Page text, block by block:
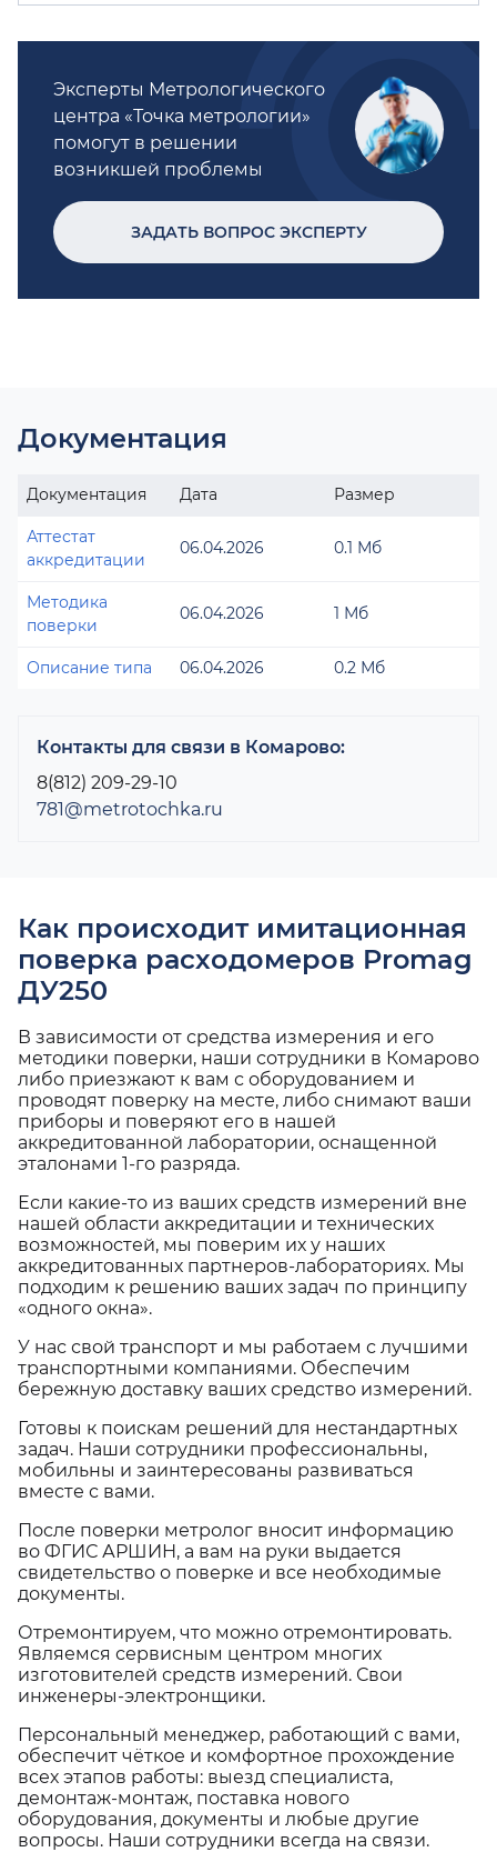
Эксперты Метрологического
центра «Точка метрологии»
помогут в решении
возникшей проблемы
ЗАДАТЬ ВОПРОС ЭКСПЕРТУ
Документация
Документация Дата Размер
Аттестат
аккредитации
06.04.2026 0.1 Мб
Методика
поверки
06.04.2026 1 Мб
Описание типа 06.04.2026 0.2 Мб
Контакты для связи в Комарово:
8(812) 209-29-10
781@metrotochka.ru
Как происходит имитационная
поверка расходомеров Promag
ДУ250
В зависимости от средства измерения и его
методики поверки, наши сотрудники в Комарово
либо приезжают к вам с оборудованием и
проводят поверку на месте, либо снимают ваши
приборы и поверяют его в нашей
аккредитованной лаборатории, оснащенной
эталонами 1-го разряда.
Если какие-то из ваших средств измерений вне
нашей области аккредитации и технических
возможностей, мы поверим их у наших
аккредитованных партнеров-лабораториях. Мы
подходим к решению ваших задач по принципу
«одного окна».
У нас свой транспорт и мы работаем с лучшими
транспортными компаниями. Обеспечим
бережную доставку ваших средство измерений.
Готовы к поискам решений для нестандартных
задач. Наши сотрудники профессиональны,
мобильны и заинтересованы развиваться
вместе с вами.
После поверки метролог вносит информацию
во ФГИС АРШИН, а вам на руки выдается
свидетельство о поверке и все необходимые
документы.
Отремонтируем, что можно отремонтировать.
Являемся сервисным центром многих
изготовителей средств измерений. Свои
инженеры-электронщики.
Персональный менеджер, работающий с вами,
обеспечит чёткое и комфортное прохождение
всех этапов работы: выезд специалиста,
демонтаж-монтаж, поставка нового
оборудования, документы и любые другие
вопросы. Наши сотрудники всегда на связи.